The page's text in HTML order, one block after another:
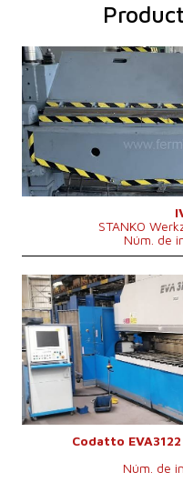
Año de fabricación:
Grosor máx. de la chapa
Ancho de chapa
Tipo de accionamiento de la
doblar
Dimensiones largo x ancho x
Potencia del motor eléctrico
Peso de la máquina
STANKO
Núm. de
Año de fabricación:
Grosor máx. de la chapa
Ancho de chapa
Tipo de accionamiento de la
Peso de la máquina
Potencia del motor eléctrico
Sistema de control
Codatto
Núm. de